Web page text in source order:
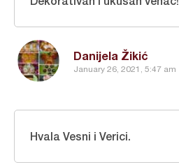
Danijela Žikić
January 26, 2021, 5:47 am
Hvala Vesni i Verici.